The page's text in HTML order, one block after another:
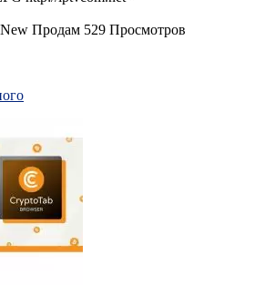
New Продам 529 Просмотров